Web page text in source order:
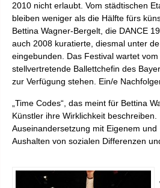
2010 nicht erlaubt. Vom städtischen
bleiben weniger als die Hälfte fürs
Bettina Wagner-Bergelt, die DANCE
auch 2008 kuratierte, diesmal unter
eingebunden. Das Festival wartet
stellvertretende Ballettchefin des
zur Verfügung stehen. Ein/e
„Time Codes“, das meint für Bettina
Künstler ihre Wirklichkeit
Auseinandersetzung mit Eigenem
Aushalten von sozialen Differenzen